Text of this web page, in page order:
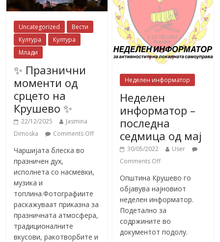
Uncategorized
Вести
Култура
Култура
Млади
✨ Празнични
моменти од
срцето на
Крушево ✨
22/12/2025
Jasmina
Dimoska
Comments Off
Чаршијата блеска во
празничен дух,
исполнета со насмевки,
музика и
топлина.Фотографиите
раскажуваат приказна за
празничната атмосфера,
традиционалните
вкусови, ракотворбите и
Неделен информатор
Неделен
информатор –
последна
седмица од мај
30/05/2022
User
Comments Off
Општина Крушево го
објавува најновиот
неделен информатор.
Подетално за
содржините во
документот подолу.